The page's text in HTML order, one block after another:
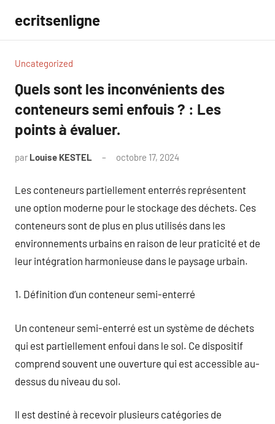
contenu
ecritsenligne
Uncategorized
Quels sont les inconvénients des
conteneurs semi enfouis ? : Les
points à évaluer.
par Louise KESTEL octobre 17, 2024
Les conteneurs partiellement enterrés représentent
une option moderne pour le stockage des déchets. Ces
conteneurs sont de plus en plus utilisés dans les
environnements urbains en raison de leur praticité et de
leur intégration harmonieuse dans le paysage urbain.
1. Définition d’un conteneur semi-enterré
Un conteneur semi-enterré est un système de déchets
qui est partiellement enfoui dans le sol. Ce dispositif
comprend souvent une ouverture qui est accessible au-
dessus du niveau du sol.
Il est destiné à recevoir plusieurs catégories de